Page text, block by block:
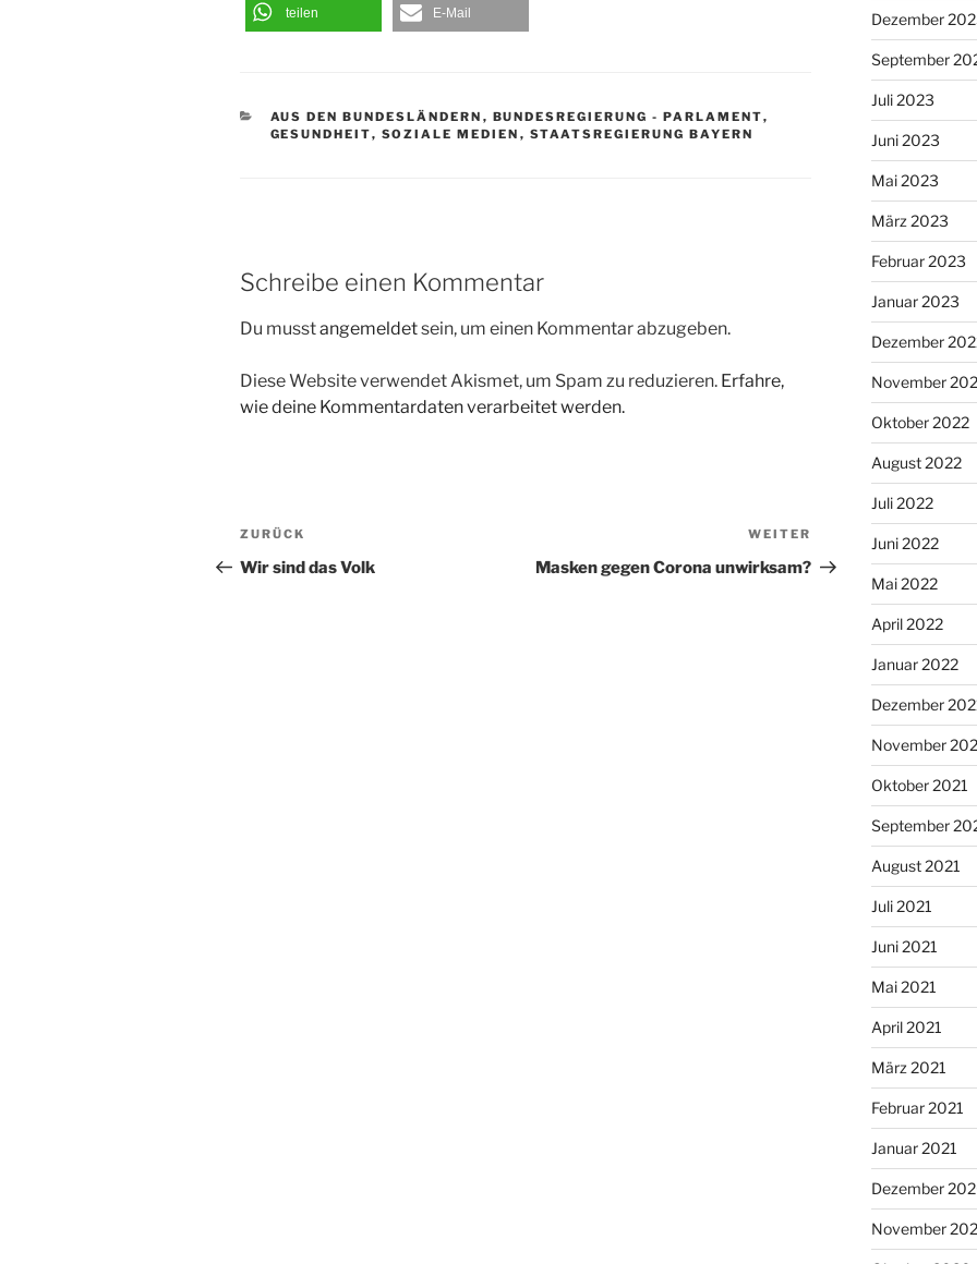
teilen E-Mail
KATEGORIEN
AUS DEN BUNDESLÄNDERN , BUNDESREGIERUNG - PARLAMENT,
GESUNDHEIT, SOZIALE MEDIEN , STAATSREGIERUNG BAYERN
Schreibe einen Kommentar
Du musstangemeldetsein, um einen Kommentar abzugeben.
Diese Website verwendet Akismet, um Spam zu reduzieren. Erfahre,
wie deine Kommentardaten verarbeitet werden.
Beitragsnavigation
Vorheriger
Beitrag
ZURÜCK
Wir sind das Volk
Nächster
Beitrag
WEITER
Masken gegen Corona unwirksam?
Dezember
September
Juli 2023
Juni 2023
Mai 2023
März 2023
Februar 2023
Januar 2023
Dezember
November
Oktober 2022
August 2022
Juli 2022
Juni 2022
Mai 2022
April 2022
Januar 2022
Dezember
November
Oktober 2021
September
August 2021
Juli 2021
Juni 2021
Mai 2021
April 2021
März 2021
Februar 2021
Januar 2021
Dezember
November